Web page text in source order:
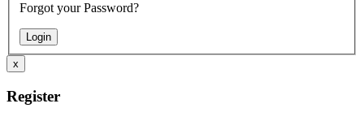
Forgot your Password?
x
Register